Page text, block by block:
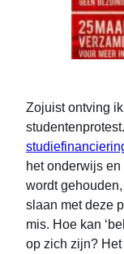
Zojuist ontving
het onderwijs
wordt
slaan met deze
mis. Hoe kan
op zich zijn?